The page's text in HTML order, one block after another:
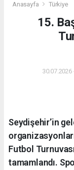
Anasayfa Türkiye
15.
30.07.2026
Seydişehir’in
Futbol
tamamlandı.